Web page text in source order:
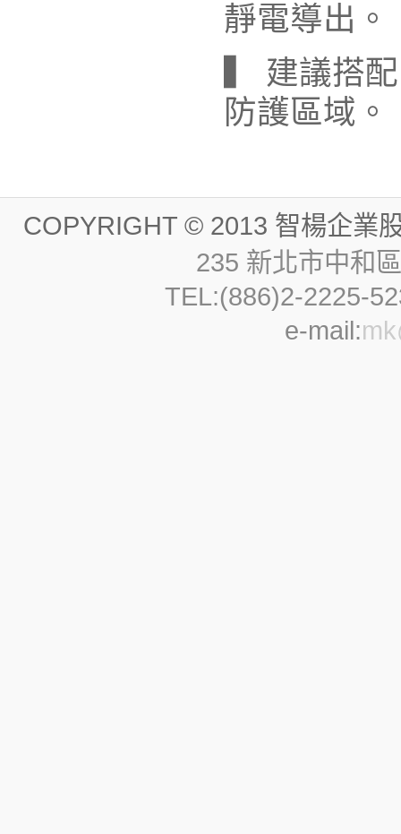
靜電導出。
▍ 建議搭配
防護區域。
COPYRIGHT © 2013 智楊企業
235 新北市中和
TEL:(886)2-2225-
e-mail: